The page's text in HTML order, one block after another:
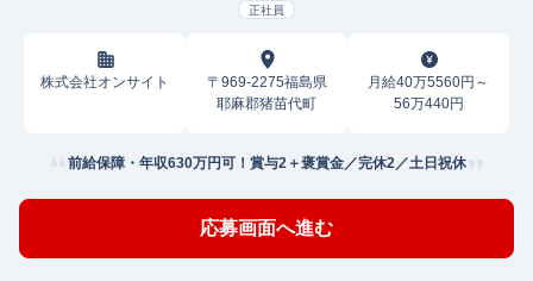
正社員
株式会社オンサイト
〒969-2275福島県
耶麻郡猪苗代町
月給40万5560円～
56万440円
前給保障・年収630万円可！賞与2＋褒賞金／完休2／土日祝休
応募画面へ進む